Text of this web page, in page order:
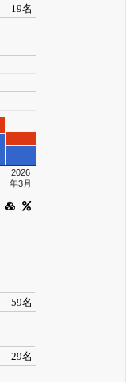
19名
2026
年3月
59名
29名